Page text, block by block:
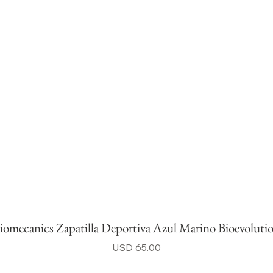
Zapatilla Deportiva Azul Marino
Precio
USD 65.00